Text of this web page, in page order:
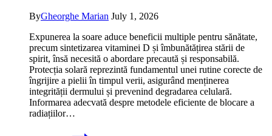
BK
Microwave,
900W,
20
litri,
negru
–
o
promotie
excelenta
ByGheorghe Marian July 1, 2026
Expunerea la soare aduce beneficii multiple pentru sănătate,
precum sintetizarea vitaminei D și îmbunătățirea stării de
spirit, însă necesită o abordare precaută și responsabilă.
Protecția solară reprezintă fundamentul unei rutine corecte de
îngrijire a pielii în timpul verii, asigurând menținerea
integrității dermului și prevenind degradarea celulară.
Informarea adecvată despre metodele eficiente de blocare a
radiațiilor…